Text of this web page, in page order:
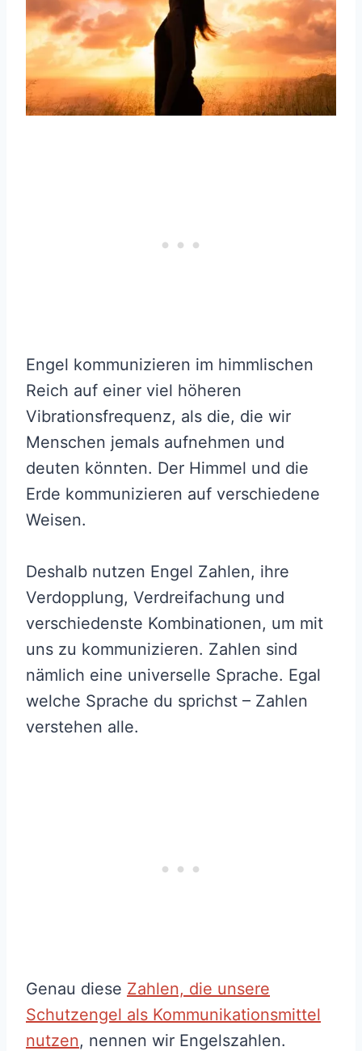
Engel kommunizieren im himmlischen
Reich auf einer viel höheren
Vibrationsfrequenz, als die, die wir
Menschen jemals aufnehmen und
deuten könnten. Der Himmel und die
Erde kommunizieren auf verschiedene
Weisen.
Deshalb nutzen Engel Zahlen, ihre
Verdopplung, Verdreifachung und
verschiedenste Kombinationen, um mit
uns zu kommunizieren. Zahlen sind
nämlich eine universelle Sprache. Egal
welche Sprache du sprichst – Zahlen
verstehen alle.
Genau diese Zahlen, die unsere
Schutzengel als Kommunikationsmittel
nutzen, nennen wir Engelszahlen.